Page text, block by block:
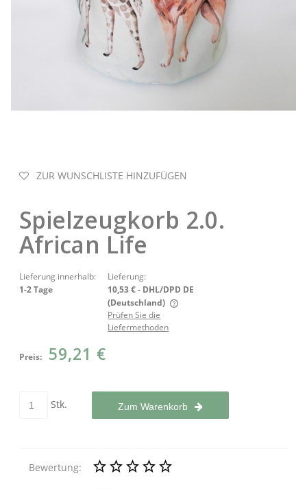
ZUR WUNSCHLISTE HINZUFÜGEN
Spielzeugkorb 2.0.
African Life
Lieferung innerhalb:
1-2 Tage
Lieferung:
10,53 €- DHL/DPD DE
(Deutschland)
Der Preis enthält keine eventuellen Zahlungskosten
Prüfen Sie die
Liefermethoden
Preis: 59,21 €
Stk. Zum Warenkorb
Bewertung: